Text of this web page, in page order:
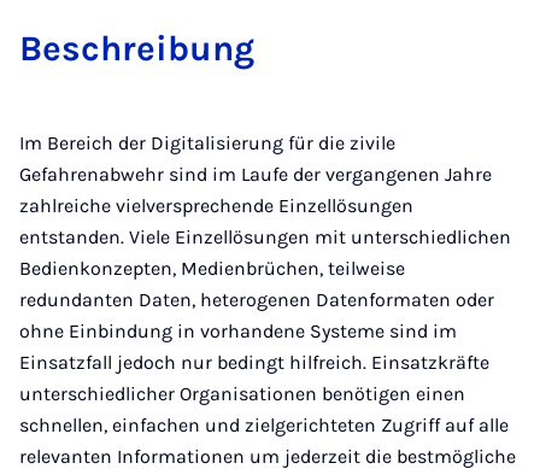
Bes­chreibung
Im Bereich der Digitalisierung für die zivile
Gefahrenabwehr sind im Laufe der vergangenen Jahre
zahlreiche vielversprechende Einzellösungen
entstanden. Viele Einzellösungen mit unterschiedlichen
Bedienkonzepten, Medienbrüchen, teilweise
redundanten Daten, heterogenen Datenformaten oder
ohne Einbindung in vorhandene Systeme sind im
Einsatzfall jedoch nur bedingt hilfreich. Einsatzkräfte
unterschiedlicher Organisationen benötigen einen
schnellen, einfachen und zielgerichteten Zugriff auf alle
relevanten Informationen um jederzeit die bestmögliche